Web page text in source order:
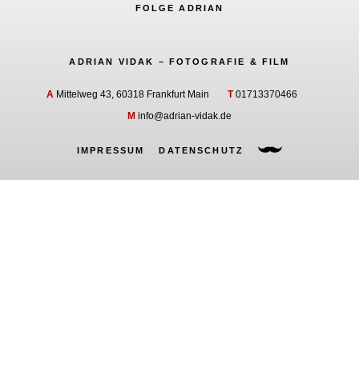
FOLGE ADRIAN
ADRIAN VIDAK – FOTOGRAFIE & FILM
A Mittelweg 43, 60318 Frankfurt Main T01713370466
M info@adrian-vidak.de
IMPRESSUM DATENSCHUTZ